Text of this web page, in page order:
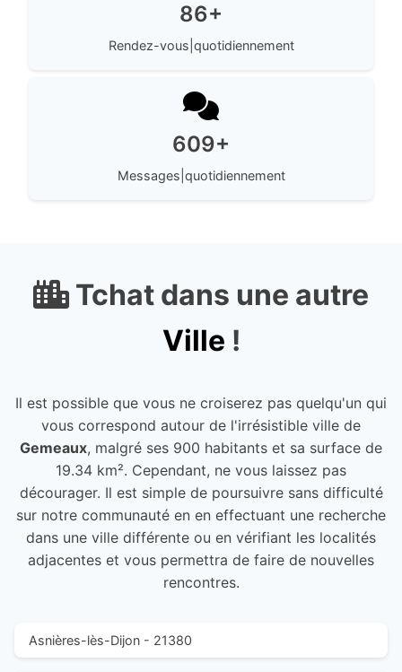
86+
Rendez-vous|quotidiennement
609+
Messages|quotidiennement
Tchat dans une autre
Ville !
Il est possible que vous ne croiserez pas quelqu'un qui
vous correspond autour de l'irrésistible ville de
Gemeaux, malgré ses 900 habitants et sa surface de
19.34 km². Cependant, ne vous laissez pas
décourager. Il est simple de poursuivre sans difficulté
sur notre communauté en en effectuant une recherche
dans une ville différente ou en vérifiant les localités
adjacentes et vous permettra de faire de nouvelles
rencontres.
Asnières-lès-Dijon - 21380